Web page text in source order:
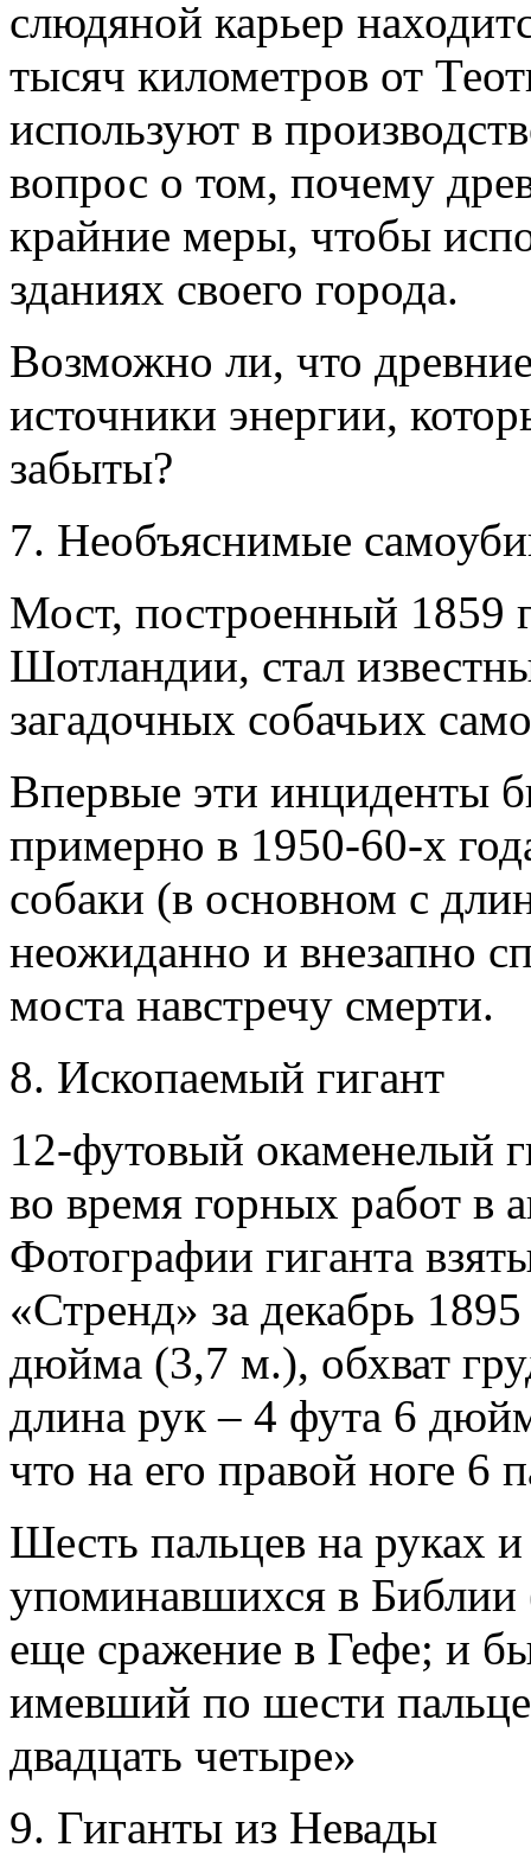
слюдяной карьер
тысяч километров от
используют в
вопрос о том, почему
крайние меры, чтобы
зданиях своего города.
Возможно ли, что
источники энергии,
забыты?
7. Необъяснимые
Мост, построенный 1859
Шотландии, стал
загадочных собачьих
Впервые эти инциденты
примерно в 1950-60-х
собаки (в основном с
неожиданно и внезапно
моста навстречу смерти.
8. Ископаемый гигант
12-футовый окаменелый
во время горных работ в
Фотографии гиганта
«Стренд» за декабрь
дюйма (3,7 м.), обхват
длина рук – 4 фута 6
что на его правой ноге 6
Шесть пальцев на руках
упоминавшихся в
еще сражение в Гефе; и
имевший по шести
двадцать четыре»
9. Гиганты из Невады